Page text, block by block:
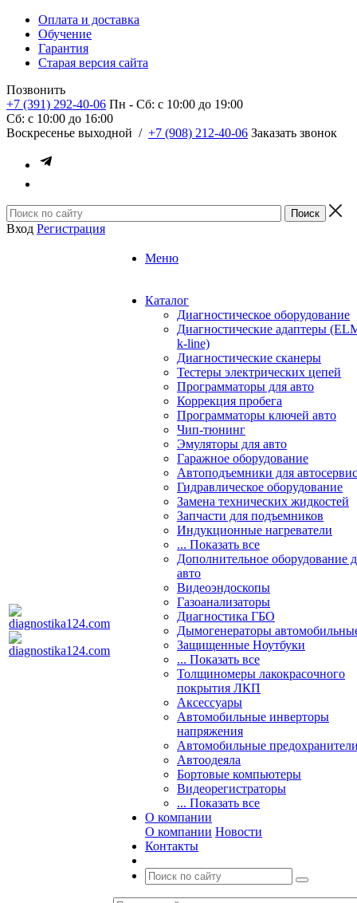
Оплата и доставка
Обучение
Гарантия
Старая версия сайта
Позвонить
+7 (391) 292-40-06 Пн - Сб: c 10:00 до 19:00
Сб: c 10:00 до 16:00
​Воскресенье выходной / +7 (908) 212-40-06 Заказать звонок
Вход Регистрация
Меню
Каталог
Диагностическое оборудование
Диагностические адаптеры
k-line)
Диагностические сканеры
Тестеры электрических цепей
Программаторы для авто
Коррекция пробега
Программаторы ключей авто
Чип-тюнинг
Эмуляторы для авто
Гаражное оборудование
Автоподъемники для
Гидравлическое оборудование
Замена технических жидкостей
Запчасти для подъемников
Индукционные нагреватели
... Показать все
Дополнительное оборудование
авто
Видеоэндоскопы
Газоанализаторы
Диагностика ГБО
Дымогенераторы
Защищенные Ноутбуки
... Показать все
Толщиномеры лакокрасочного
покрытия ЛКП
Аксессуары
Автомобильные инверторы
напряжения
Автомобильные
Автоодеяла
Бортовые компьютеры
Видеорегистраторы
... Показать все
О компании
О компании Новости
Контакты